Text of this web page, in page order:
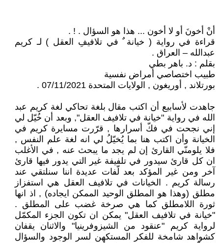
أنْ أخونَ أو لا أخون ... هذا هو السؤال . ! .
قراءة في رواية ( خيانة ٌ في تلافيفِ العقل ) لـ كريم
عبدالله – العراق .
بقلم : د. باهر بطي
طبيب اختصاصي أمراض نفسية
بورتلاند , أوريغون , الولايات المتحدة 07/11/2021 .
جاهدت ‏لأسابيع أن اكتب ‏مقال بلغة تحاكي لغة كريم عبد
الله في رواية "خيانة في تلافيف العقل", وبعد أن خُيّل لي
إني نجحت في فكّ أسرارها , قرّرت مسايرة كريم في
الخيانة وأن اكتب هنا بما يُخيّلُ لي انه لغة علم النفس ,
فلا يلومنّي القارئ إن لم يجد ما يبحث عنه , في الأغلب
ان كل قارئ سيدور في تلفيفة غير التي يدور فيها قارئ
آخر ومن غير المؤكد بعد لّفات عديدة اننا سنلتقي عند
رسالة كريم . الخيانات في تلافيف العقل هي استفزاز
مطلق (وهذا هو المطلق الوحيد الممكن ايجاده) , اذ انها
ثورة اللامطلق كما هي صرخة غضب على المطلق .
"خيانة في تلافيف العقل" يمكن ان تكون الجزء المكمّل
لرواية كريم "عنقود من الشيزوفرينيا" والاثنان يقفان
كشواهد شامخة للفكر المستكهن لسر الوجود والسؤال